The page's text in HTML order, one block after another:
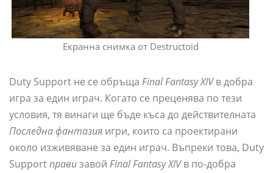
Екранна снимка от Destructoid
Duty Support не се обръща Final Fantasy XIVв добра
игра за един играч. Когато се преценява по тези
условия, тя винаги ще бъде къса до действителната
Последна фантазия игри, които са проектирани
около изживяване за един играч. Въпреки това, Duty
Supportправизавой Final Fantasy XIVв по-добра